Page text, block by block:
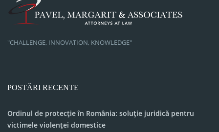
"CHALLENGE, INNOVATION, KNOWLEDGE"
POSTĂRI RECENTE
Ordinul de protecție în România: soluție juridică pentru
victimele violenței domestice